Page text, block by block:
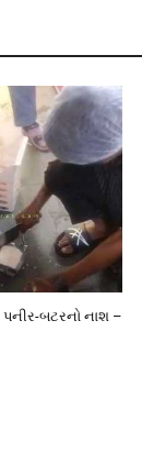
બટરનો નાશ –